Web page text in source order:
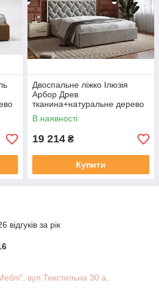
Двоспальне ліжко Ілюзія
Арбор Древ
тканина+натуральне дерево
В наявності
19 214 ₴
Купити
за рік
вул.Текстильна 30 а,